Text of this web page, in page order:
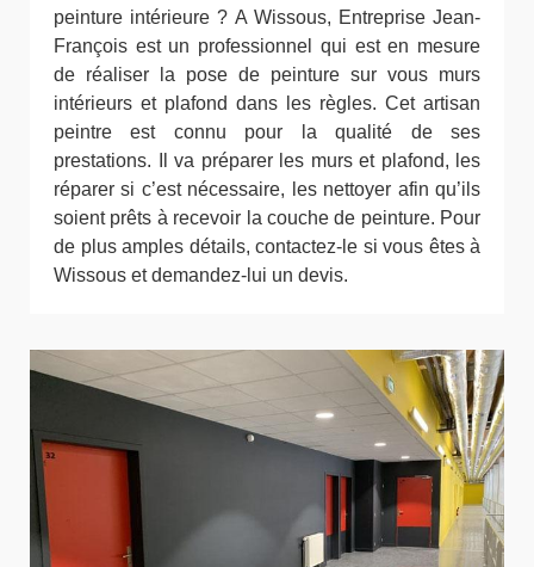
peinture intérieure ? A Wissous, Entreprise Jean-
François est un professionnel qui est en mesure
de réaliser la pose de peinture sur vous murs
intérieurs et plafond dans les règles. Cet artisan
peintre est connu pour la qualité de ses
prestations. Il va préparer les murs et plafond, les
réparer si c’est nécessaire, les nettoyer afin qu’ils
soient prêts à recevoir la couche de peinture. Pour
de plus amples détails, contactez-le si vous êtes à
Wissous et demandez-lui un devis.